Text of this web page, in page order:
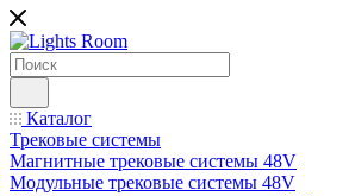
Каталог
Трековые системы
Магнитные трековые системы 48V
Модульные трековые системы 48V